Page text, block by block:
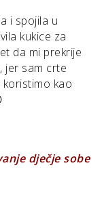
i spojila u
kukice za
da mi prekrije
jer sam crte
koristimo kao
dječje sobe